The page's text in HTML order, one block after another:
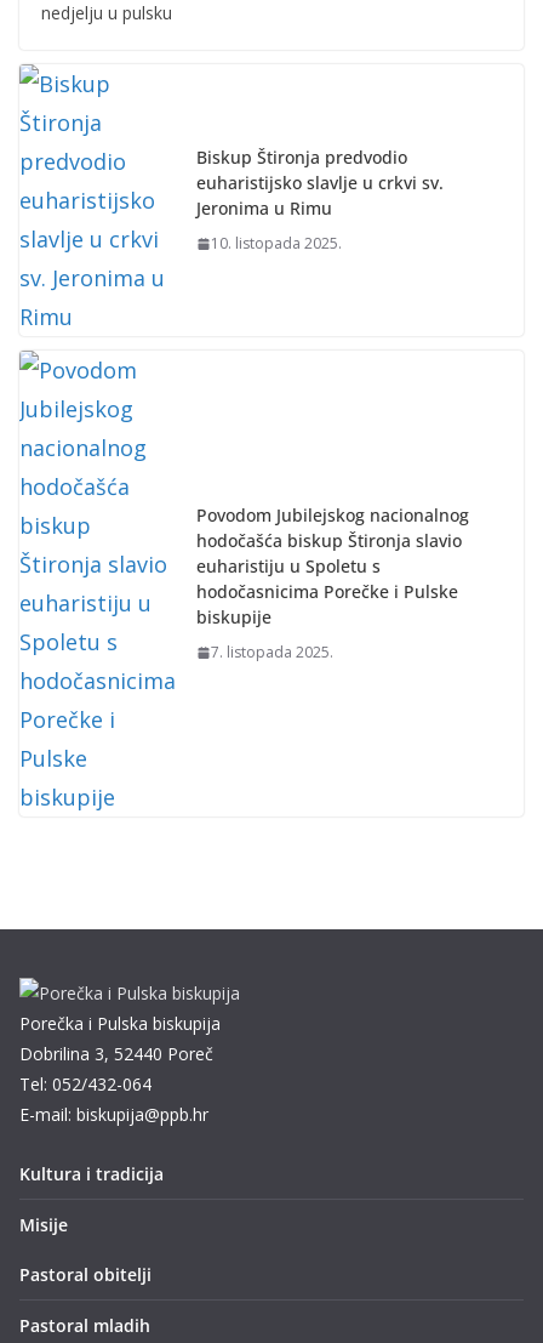
nedjelju u pulsku
Biskup Štironja predvodio
euharistijsko slavlje u crkvi sv.
Jeronima u Rimu
10. listopada 2025.
Povodom Jubilejskog nacionalnog
hodočašća biskup Štironja slavio
euharistiju u Spoletu s
hodočasnicima Porečke i Pulske
biskupije
7. listopada 2025.
Porečka i Pulska biskupija
Dobrilina 3, 52440 Poreč
Tel: 052/432-064
E-mail: biskupija@ppb.hr
Kultura i tradicija
Misije
Pastoral obitelji
Pastoral mladih